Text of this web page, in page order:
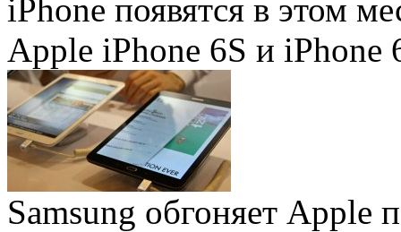
iPhone появятся в этом
Apple iPhone 6S и iPhone
Samsung обгоняет Apple